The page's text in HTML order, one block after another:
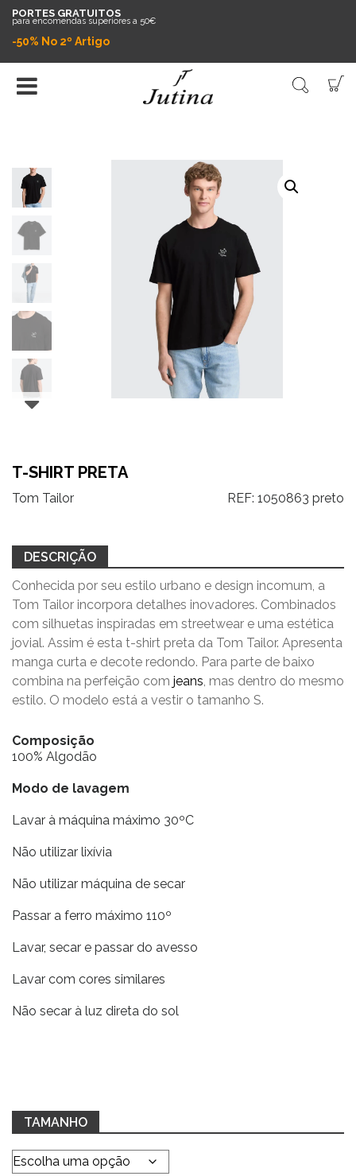
PORTES GRATUITOS
para encomendas superiores a 50€
-50% No 2º Artigo
T-SHIRT PRETA
Tom Tailor REF: 1050863 preto
DESCRIÇÃO
Conhecida por seu estilo urbano e design incomum, a
Tom Tailor incorpora detalhes inovadores. Combinados
com silhuetas inspiradas em streetwear e uma estética
jovial. Assim é esta t-shirt preta da Tom Tailor. Apresenta
manga curta e decote redondo. Para parte de baixo
combina na perfeição com jeans, mas dentro do mesmo
estilo. O modelo está a vestir o tamanho S.
Composição
100% Algodão
Modo de lavagem
Lavar à máquina máximo 30ºC
Não utilizar lixívia
Não utilizar máquina de secar
Passar a ferro máximo 110º
Lavar, secar e passar do avesso
Lavar com cores similares
Não secar à luz direta do sol
TAMANHO